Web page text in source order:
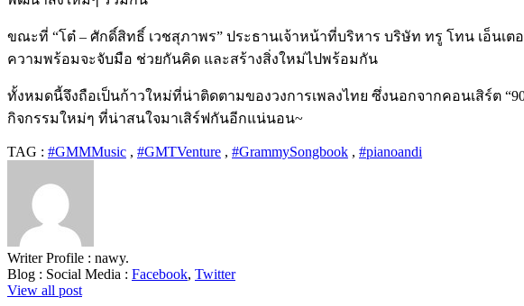
ขณะที่ “โต๋ – ศักดิ์สิทธิ์ เวชสุภาพร” ประธานเจ้าหน้าที่บริหาร บริษัท ทรู โทน เอ็นเตอ
ความพร้อมจะจับมือ ช่วยกันคิด และสร้างสิ่งใหม่ไปพร้อมกัน
ทั้งหมดนี้จึงถือเป็นก้าวใหม่ที่น่าติดตามของวงการเพลงไทย ซึ่งนอกจากคอนเสิร์ต
กิจกรรมใหม่ๆ ที่น่าสนใจมาเสิร์ฟกันอีกแน่นอน~
TAG : #GMMMusic , #GMTVenture , #GrammySongbook , #pianoandi
Writer Profile : nawy.
Blog : Social Media : Facebook, Twitter
View all post